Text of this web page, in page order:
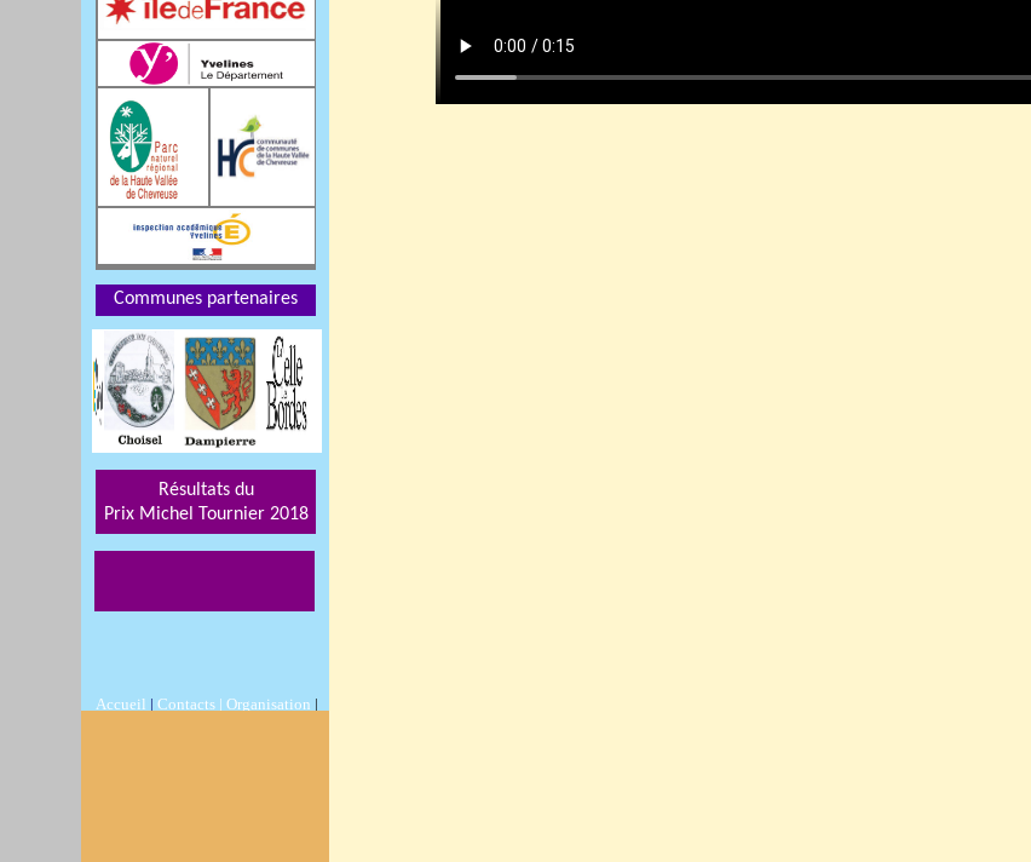
Accueil | Contacts | Organisation |
Communes partenaires
Résultats du
Prix Michel Tournier 2018